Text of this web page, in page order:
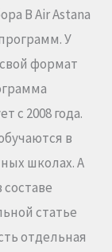
В Air Astana
У
формат
с 2008 года.
в
школах. А
статье
отдельная